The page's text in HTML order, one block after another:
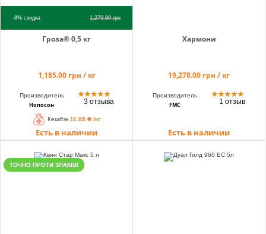
-8%скидка 1,279.80грн
Гроза® 0,5 кг
1,185.00 грн / кг
Производитель
Нопосон
★★★★★
3 отзыва
Кешбэк 11.85 ₴ /кг
Есть в наличии
Хармони
19,278.00 грн / кг
Производитель
FMC
★★★★★
1 отзыв
Есть в наличии
ТОЧНО ПРОТИ ЗЛАКІВ!